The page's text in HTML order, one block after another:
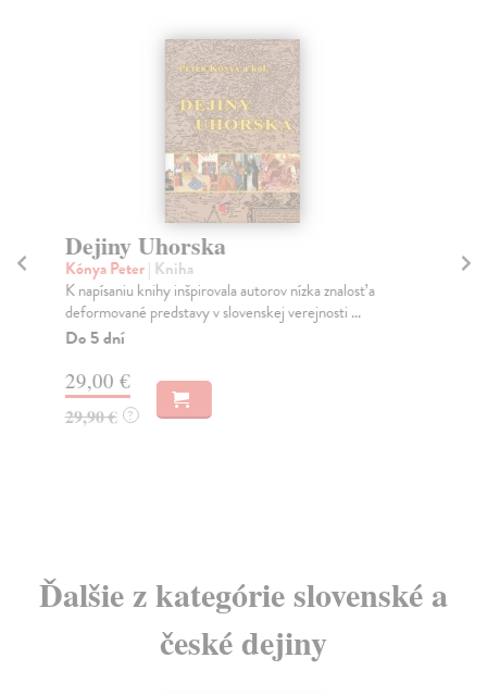
Dejiny Uhorska
Kónya Peter| Kniha
K napísaniu knihy inšpirovala autorov nízka znalosť a
deformované predstavy v slovenskej verejnosti ...
Do 5 dní
29,00 €
29,90 € ?
Ďalšie z kategórie slovenské a
české dejiny